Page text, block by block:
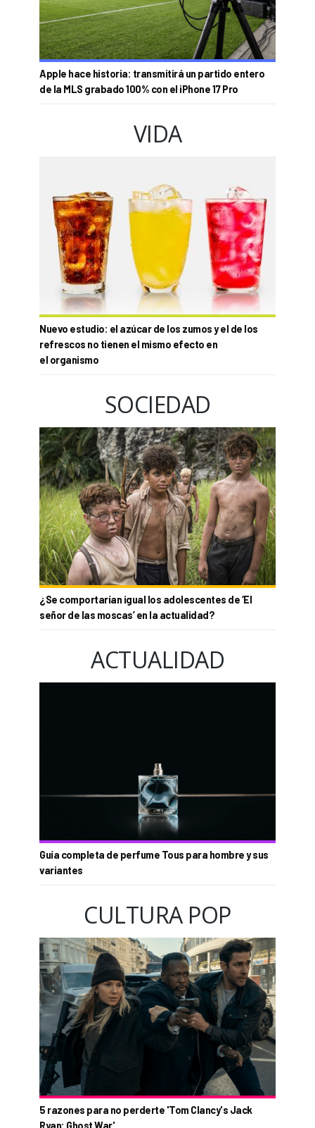
Apple hace historia: transmitirá un partido entero
de la MLS grabado 100% con el iPhone 17 Pro
VIDA
Nuevo estudio: el azúcar de los zumos y el de los
refrescos no tienen el mismo efecto en
el organismo
SOCIEDAD
¿Se comportarían igual los adolescentes de ‘El
señor de las moscas’ en la actualidad?
ACTUALIDAD
Guía completa de perfume Tous para hombre y sus
variantes
CULTURA POP
5 razones para no perderte 'Tom Clancy's Jack
Ryan: Ghost War'